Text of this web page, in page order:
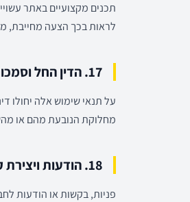
לראות בכך הצעה מחייבת,
17. הדין החל וסמכות שיפוט
על תנאי שימוש אלה יחולו
מחלוקת הנובעת מהם או
18. הודעות ויצירת קשר
פניות, בקשות או הודעות